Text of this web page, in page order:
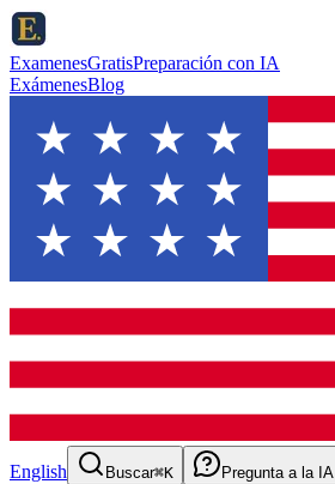
ExamenesGratisPreparación con IA
ExámenesBlog
English Buscar⌘K Pregunta a la IA